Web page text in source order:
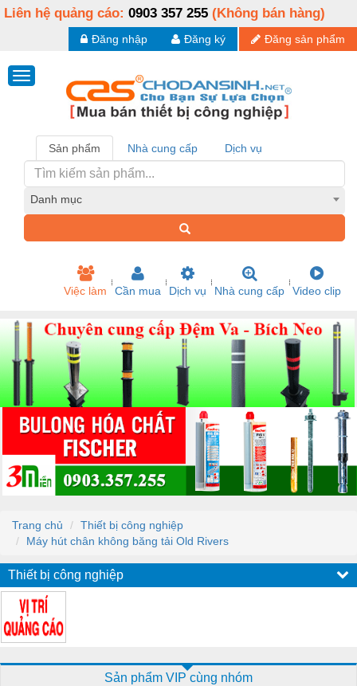
Liên hệ quảng cáo: 0903 357 255 (Không bán hàng)
Đăng sản phẩm
Đăng ký
Đăng nhập
Sản phẩm Nhà cung cấp Dịch vụ
Danh mục
Việc làm Cần mua Dịch vụ Nhà cung cấp Video clip
Trang chủ
Thiết bị công nghiệp
Máy hút chân không băng tải Old Rivers
Thiết bị công nghiệp
Sản phẩm VIP cùng nhóm